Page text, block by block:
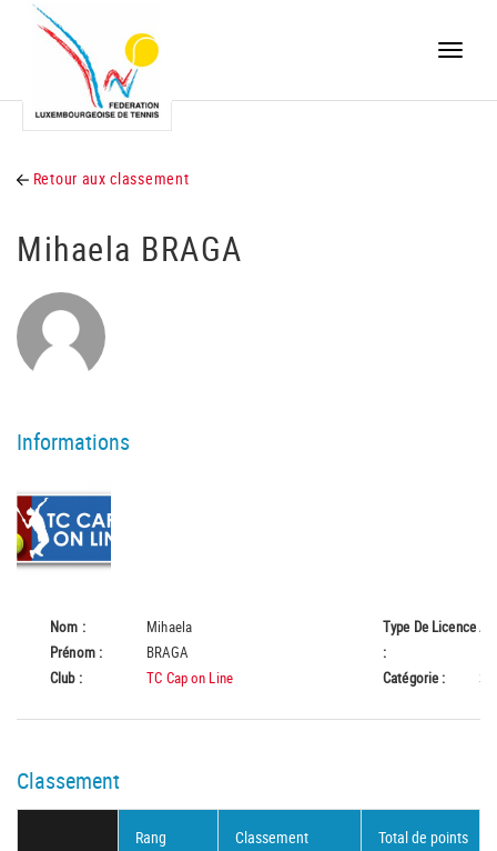
Toggle
Retour aux classement
Mihaela BRAGA
Informations
Nom :
Mihaela
Prénom :
BRAGA
Club :
TC Cap on Line
Type De Licence
:
A
Catégorie :
Classement
Rang Classement Total de points